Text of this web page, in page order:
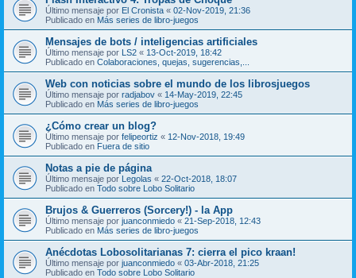
Último mensaje por El Cronista « 02-Nov-2019, 21:36
Publicado en Más series de libro-juegos
Mensajes de bots / inteligencias artificiales
Último mensaje por LS2 « 13-Oct-2019, 18:42
Publicado en Colaboraciones, quejas, sugerencias,...
Web con noticias sobre el mundo de los librosjuegos
Último mensaje por radjabov « 14-May-2019, 22:45
Publicado en Más series de libro-juegos
¿Cómo crear un blog?
Último mensaje por felipeortiz « 12-Nov-2018, 19:49
Publicado en Fuera de sitio
Notas a pie de página
Último mensaje por Legolas « 22-Oct-2018, 18:07
Publicado en Todo sobre Lobo Solitario
Brujos & Guerreros (Sorcery!) - la App
Último mensaje por juanconmiedo « 21-Sep-2018, 12:43
Publicado en Más series de libro-juegos
Anécdotas Lobosolitarianas 7: cierra el pico kraan!
Último mensaje por juanconmiedo « 03-Abr-2018, 21:25
Publicado en Todo sobre Lobo Solitario